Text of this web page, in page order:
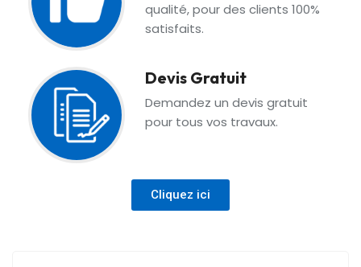
qualité, pour des clients 100%
satisfaits.
Devis Gratuit
Demandez un devis gratuit
pour tous vos travaux.
Cliquez ici